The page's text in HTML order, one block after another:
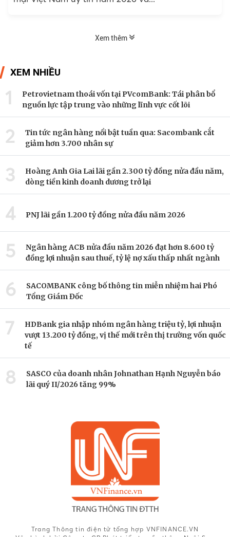
Xem thêm
XEM NHIỀU
1
Petrovietnam thoái vốn tại PVcomBank: Tái phân bổ
nguồn lực tập trung vào những lĩnh vực cốt lõi
2
Tin tức ngân hàng nổi bật tuần qua: Sacombank cắt
giảm hơn 3.700 nhân sự
3
Hoàng Anh Gia Lai lãi gần 2.300 tỷ đồng nửa đầu năm,
dòng tiền kinh doanh dương trở lại
4 PNJ lãi gần 1.200 tỷ đồng nửa đầu năm 2026
5
Ngân hàng ACB nửa đầu năm 2026 đạt hơn 8.600 tỷ
đồng lợi nhuận sau thuế, tỷ lệ nợ xấu thấp nhất ngành
6
SACOMBANK công bố thông tin miễn nhiệm hai Phó
Tổng Giám Đốc
7
HDBank gia nhập nhóm ngân hàng triệu tỷ, lợi nhuận
vượt 13.200 tỷ đồng, vị thế mới trên thị trường vốn quốc
tế
8
SASCO của doanh nhân Johnathan Hạnh Nguyễn báo
lãi quý II/2026 tăng 99%
Trang Thông tin điện tử tổng hợp VNFINANCE.VN